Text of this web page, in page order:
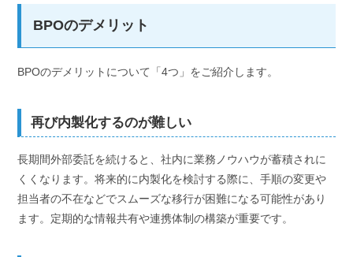
BPOのデメリット
BPOのデメリットについて「4つ」をご紹介します。
再び内製化するのが難しい
長期間外部委託を続けると、社内に業務ノウハウが蓄積されに
くくなります。将来的に内製化を検討する際に、手順の変更や
担当者の不在などでスムーズな移行が困難になる可能性があり
ます。定期的な情報共有や連携体制の構築が重要です。